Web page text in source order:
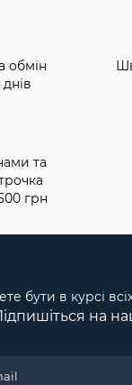
обмін
та
грн
бути в курсі
на